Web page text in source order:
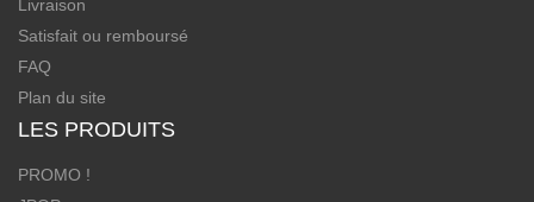
Livraison
Satisfait ou remboursé
FAQ
Plan du site
LES PRODUITS
PROMO !